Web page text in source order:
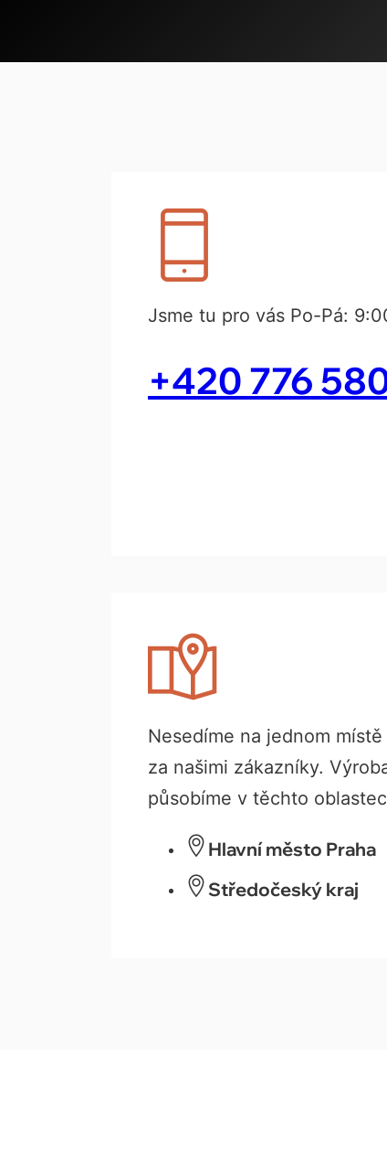
Jsme tu pro vás Po-Pá:
+420 776
Nesedíme na jednom
za našimi zákazníky.
působíme v těchto
Hlavní město Praha
Středočeský kraj